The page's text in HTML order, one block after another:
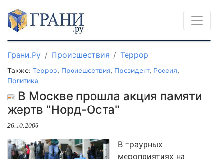
Грани.Ру Происшествия Террор
Также: Террор, Происшествия, Президент, Россия,
Политика
В Москве прошла акция памяти
жертв "Норд-Оста"
26.10.2006
В траурных
мероприятиях на